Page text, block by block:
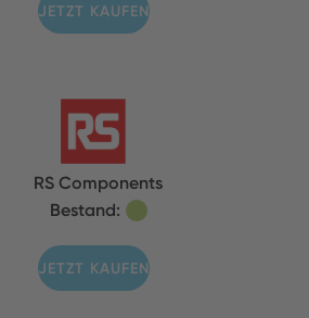
JETZT KAUFEN
RS Components
Bestand:
JETZT KAUFEN